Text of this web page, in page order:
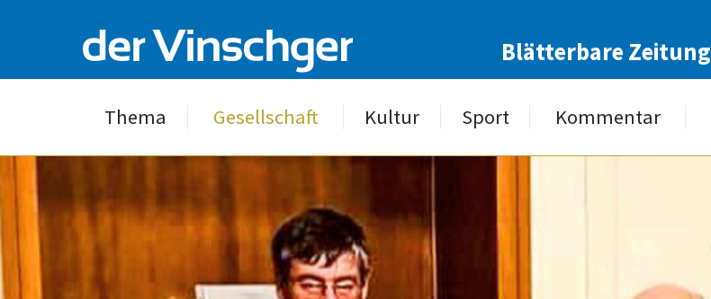
Blätterbare Zeitung
Thema Gesellschaft Kultur Sport Kommentar